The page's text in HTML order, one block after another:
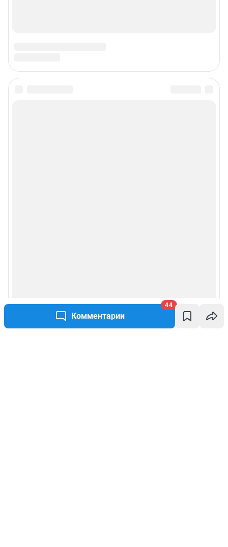
Комментарии
44